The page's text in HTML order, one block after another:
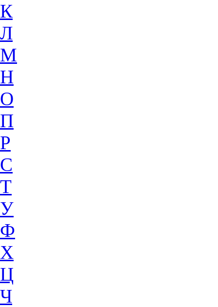
К
Л
М
Н
О
П
Р
С
Т
У
Ф
Х
Ц
Ч